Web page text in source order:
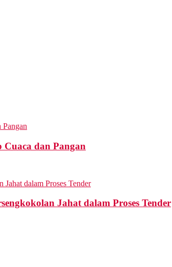
dan Pangan
Jahat dalam Proses Tender